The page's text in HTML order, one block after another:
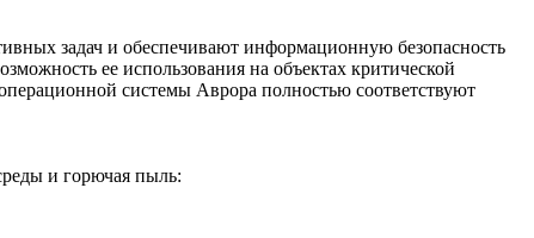
задач и обеспечивают информационную безопасность
ее использования на объектах критической
системы Аврора полностью соответствуют
и горючая пыль: